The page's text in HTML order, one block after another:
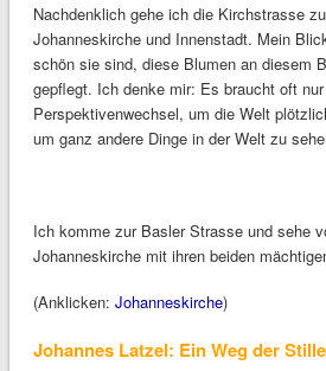
Nachdenklich gehe ich die Kirchstrasse
Johanneskirche und Innenstadt. Mein
schön sie sind, diese Blumen an diesem
gepflegt. Ich denke mir: Es braucht oft
Perspektivenwechsel, um die Welt
um ganz andere Dinge in der Welt zu
Ich komme zur Basler Strasse und sehe
Johanneskirche mit ihren beiden
(Anklicken: Johanneskirche)
Johannes Latzel: Ein Weg der